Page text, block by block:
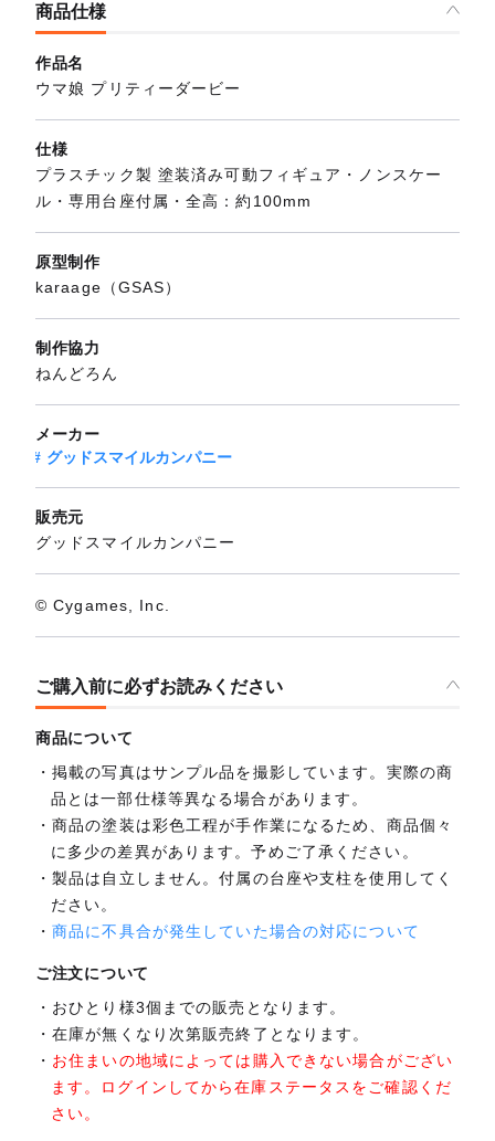
商品仕様
作品名
ウマ娘 プリティーダービー
仕様
プラスチック製 塗装済み可動フィギュア・ノンスケー
ル・専用台座付属・全高：約100mm
原型制作
karaage（GSAS）
制作協力
ねんどろん
メーカー
グッドスマイルカンパニー
販売元
グッドスマイルカンパニー
© Cygames, Inc.
ご購入前に必ずお読みください
商品について
掲載の写真はサンプル品を撮影しています。実際の商
品とは一部仕様等異なる場合があります。
商品の塗装は彩色工程が手作業になるため、商品個々
に多少の差異があります。予めご了承ください。
製品は自立しません。付属の台座や支柱を使用してく
ださい。
商品に不具合が発生していた場合の対応について
ご注文について
おひとり様3個までの販売となります。
在庫が無くなり次第販売終了となります。
お住まいの地域によっては購入できない場合がござい
ます。ログインしてから在庫ステータスをご確認くだ
さい。